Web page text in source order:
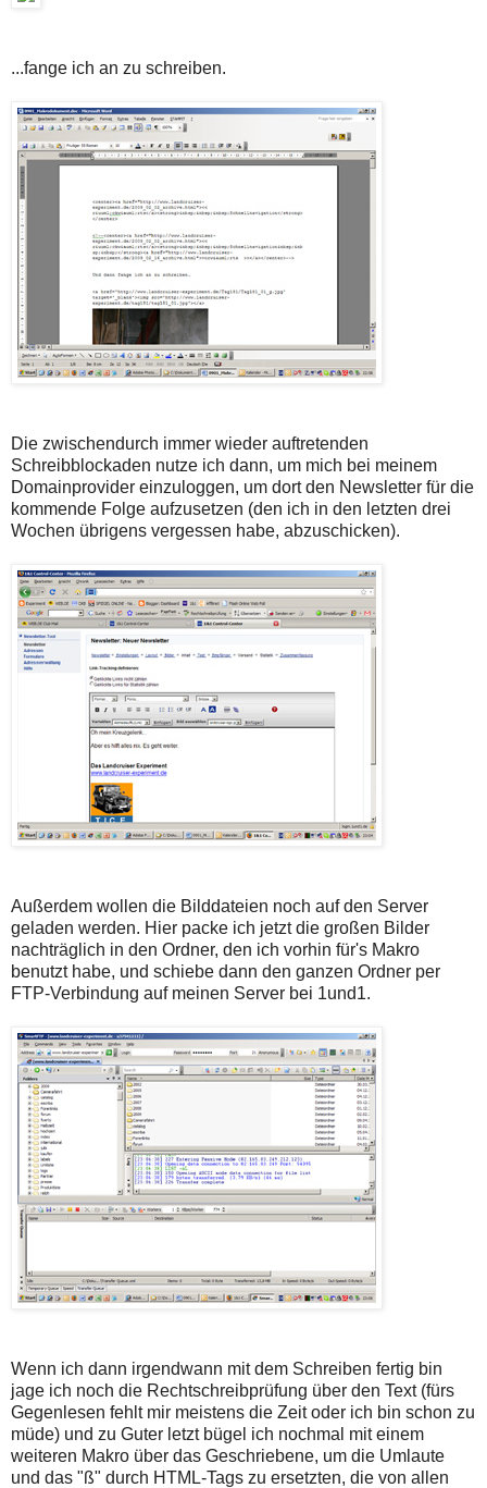
...fange ich an zu schreiben.
Die zwischendurch immer wieder auftretenden
Schreibblockaden nutze ich dann, um mich bei meinem
Domainprovider einzuloggen, um dort den Newsletter für die
kommende Folge aufzusetzen (den ich in den letzten drei
Wochen übrigens vergessen habe, abzuschicken).
Außerdem wollen die Bilddateien noch auf den Server
geladen werden. Hier packe ich jetzt die großen Bilder
nachträglich in den Ordner, den ich vorhin für's Makro
benutzt habe, und schiebe dann den ganzen Ordner per
FTP-Verbindung auf meinen Server bei 1und1.
Wenn ich dann irgendwann mit dem Schreiben fertig bin
jage ich noch die Rechtschreibprüfung über den Text (fürs
Gegenlesen fehlt mir meistens die Zeit oder ich bin schon zu
müde) und zu Guter letzt bügel ich nochmal mit einem
weiteren Makro über das Geschriebene, um die Umlaute
und das "ß" durch HTML-Tags zu ersetzten, die von allen